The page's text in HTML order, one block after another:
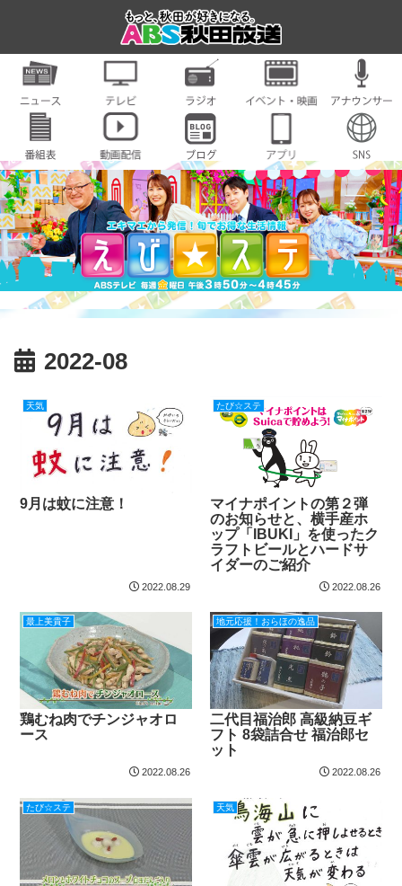
2022-08
天気
9月は蚊に注意！
2022.08.29
たび☆ステ
マイナポイントの第２弾
のお知らせと、横手産ホ
ップ「IBUKI」を使ったク
ラフトビールとハードサ
イダーのご紹介
2022.08.26
最上美貴子
鶏むね肉でチンジャオロ
ース
2022.08.26
地元応援！おらほの逸品
二代目福治郎 高級納豆ギ
フト 8袋詰合せ 福治郎セ
ット
2022.08.26
たび☆ステ 天気